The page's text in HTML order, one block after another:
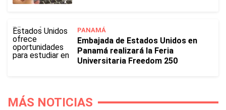
PANAMÁ
Embajada de Estados Unidos en
Panamá realizará la Feria
Universitaria Freedom 250
MÁS NOTICIAS